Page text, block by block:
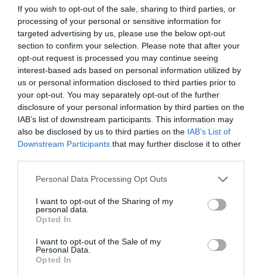
If you wish to opt-out of the sale, sharing to third parties, or
processing of your personal or sensitive information for
targeted advertising by us, please use the below opt-out
section to confirm your selection. Please note that after your
opt-out request is processed you may continue seeing
interest-based ads based on personal information utilized by
us or personal information disclosed to third parties prior to
your opt-out. You may separately opt-out of the further
disclosure of your personal information by third parties on the
IAB’s list of downstream participants. This information may
also be disclosed by us to third parties on the IAB’s List of
Downstream Participants that may further disclose it to other
Please note that this website/app uses one or more Google
not limited to your visit or usage behaviour. You may click to
grant or deny consent to Google and its third-party tags to
use your data for below specified purposes in below Google
consent section.
Personal Data Processing Opt Outs
I want to opt-out of the Sharing of my
personal data.
Opted In
I want to opt-out of the Sale of my
Personal Data.
Opted In
ΟΡΜΟΣ ΚΟΡΘΙΟΥ: Όταν η φωτογραφία γίνεται μνήμη
ΤΟ ΜΕΓΑΛΥΤΕΡΟ ΠΑΝΗΓΥΡΙ ΤΗΣ ΑΝΔΡΟΥ: Του
Σωτήρος στην Άρνη!…
ΕΚΔΗΛΩΣΕΙΣ ΤΩΝ ΗΜΕΡΩΝ: Παγοποιείο
Μαντζαβελάκη & Καΐρειος Βιβλιοθήκη
Πρόσφατα Άρθρα
Φωτογραφίες-κειμήλια από
Από τον 19ο αιώνα μέχρι